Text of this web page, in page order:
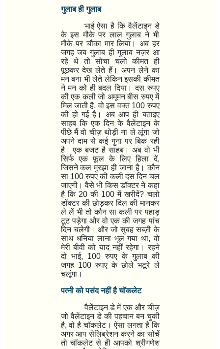
गुलाब ही गुलाब
भाई ऐसा है कि वैलेंटाइन डे
के इस मौके पर लाल गुलाब ने भी
मौके पर चौका मार लिया। अब हर
जगह जब गुलाब ही गुलाब नज़र आ
रहे थे तो सोचा चलो कीमत ही
पूछकर देख लेते हैं। अपन लेने का
मन बना भी लेते लेकिन इसकी कीमत
ने मन को ही बदल दिया। दस रुपए
की एक कली जो अमूमन बीस रुपए में
मिल जाती है,वो इस वक्त 100रुपए
की हो गई है। अब आप ही बताइए
साहब कि एक दिन के वैलेंटाइन के
पीछे मैं वो चीज़ थोड़ी ना ले लूंगा जो
अपने दाम से कई गुना पर बिक रही
है। एक बजट है साहब। अब वो भी
सिर्फ एक फूल के लिए हिला दें,
जिसने कल मुरझा ही जाना है। कौन
सा 100रुपए की कली दस दिन चल
जाएगी। वैसे भी किस डॉक्टर ने कहा
है कि 20की 100में खरीदें?चलो
डॉक्टर की छोड़कर दिल की मानकर
ले लें भी तो कौन सा कली पर पहाड़
टूट पड़ेगा और वो एक की जगह पांच
दिन चलेगी। और जो सुबह सब्ज़ी के
साथ धनिया लाना भूल गया था,वो
मेरी बीवी को याद नहीं रहेगा।
रहने
दो भाई, 100रुपए के गुलाब की
जगह 100रुपए के छोले भटूरे ले
चलूंगा।
पत्नी को पसंद नहीं है चॉकलेट
वैलेंटाइन डे में एक और चीज़
जो वैलेंटाइन डे की पहचान बन चुकी
है,वो है चॉकलेट। ऐसा लगता है कि
अगर आप सेलिब्रेशन करने का सोचें
तो चॉकलेट से ही आपको श्रीगणेश